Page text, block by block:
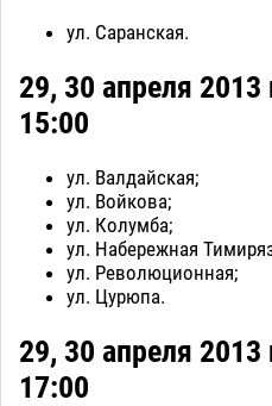
ул. Саранская.
29, 30 апреля
15:00
ул. Валдайская;
ул. Войкова;
ул. Колумба;
ул. Набережная
ул. Революционная;
ул. Цурюпа.
29, 30 апреля
17:00